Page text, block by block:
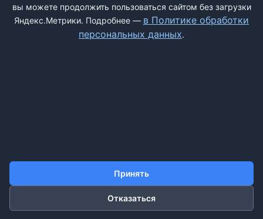
ДОБАВИТЬ ЖАЛОБУ
КОНТАКТЫ
вы можете продолжить пользоваться сайтом без загрузки
Яндекс.Метрики. Подробнее — в Политике обработки
персональных данных.
Принять
Отказаться